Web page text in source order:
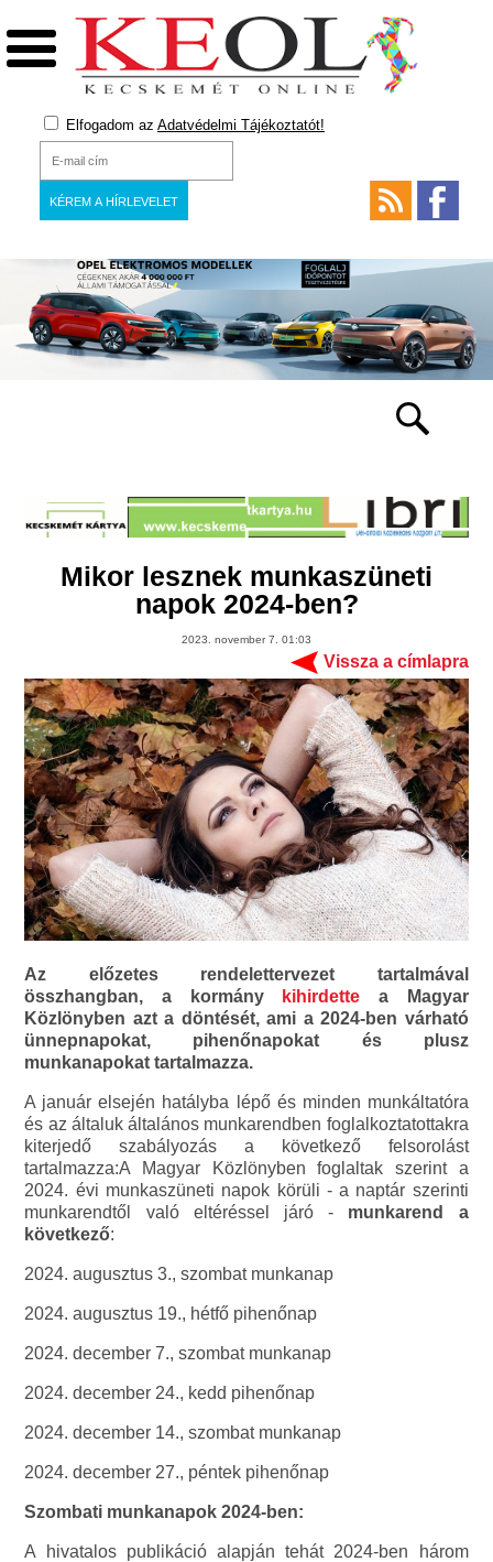
Elfogadom az Adatvédelmi Tájékoztatót!
Mikor lesznek munkaszüneti
napok 2024-ben?
2023. november 7. 01:03
Vissza a címlapra
Az előzetes rendelettervezet tartalmával
összhangban, a kormány
kihirdette a Magyar
Közlönyben azt a döntését, ami a 2024-ben várható
ünnepnapokat, pihenőnapokat és plusz
munkanapokat tartalmazza.
A január elsején hatályba lépő és minden munkáltatóra
és az általuk általános munkarendben foglalkoztatottakra
kiterjedő szabályozás a következő felsorolást
tartalmazza:A Magyar Közlönyben foglaltak szerint a
2024. évi munkaszüneti napok körüli - a naptár szerinti
munkarendtől való eltéréssel járó - munkarend a
következő:
2024. augusztus 3., szombat munkanap
2024. augusztus 19., hétfő pihenőnap
2024. december 7., szombat munkanap
2024. december 24., kedd pihenőnap
2024. december 14., szombat munkanap
2024. december 27., péntek pihenőnap
Szombati munkanapok 2024-ben:
A hivatalos publikáció alapján tehát 2024-ben három